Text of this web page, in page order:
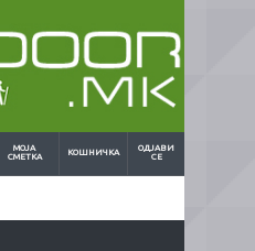
МОЈА
СМЕТКА
КОШНИЧКА
ОДЈАВИ
СЕ